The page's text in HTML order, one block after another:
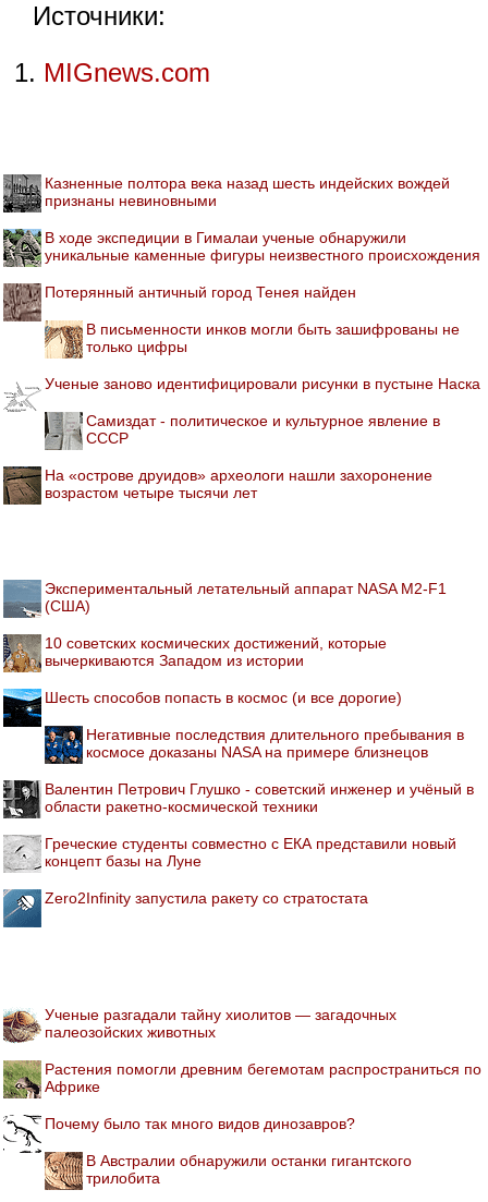
Источники:
MIGnews.com
Казненные полтора века назад шесть индейских вождей
признаны невиновными
В ходе экспедиции в Гималаи ученые обнаружили
уникальные каменные фигуры неизвестного происхождения
Потерянный античный город Тенея найден
В письменности инков могли быть зашифрованы не
только цифры
Ученые заново идентифицировали рисунки в пустыне Наска
Самиздат - политическое и культурное явление в
СССР
На «острове друидов» археологи нашли захоронение
возрастом четыре тысячи лет
Экспериментальный летательный аппарат NASA M2-F1
(США)
10 советских космических достижений, которые
вычеркиваются Западом из истории
Шесть способов попасть в космос (и все дорогие)
Негативные последствия длительного пребывания в
космосе доказаны NASA на примере близнецов
Валентин Петрович Глушко - советский инженер и учёный в
области ракетно-космической техники
Греческие студенты совместно с ЕКА представили новый
концепт базы на Луне
Zero2Infinity запустила ракету со стратостата
Ученые разгадали тайну хиолитов — загадочных
палеозойских животных
Растения помогли древним бегемотам распространиться по
Африке
Почему было так много видов динозавров?
В Австралии обнаружили останки гигантского
трилобита